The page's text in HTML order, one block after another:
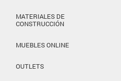
MATERIALES DE
CONSTRUCCIÓN
MUEBLES ONLINE
OUTLETS